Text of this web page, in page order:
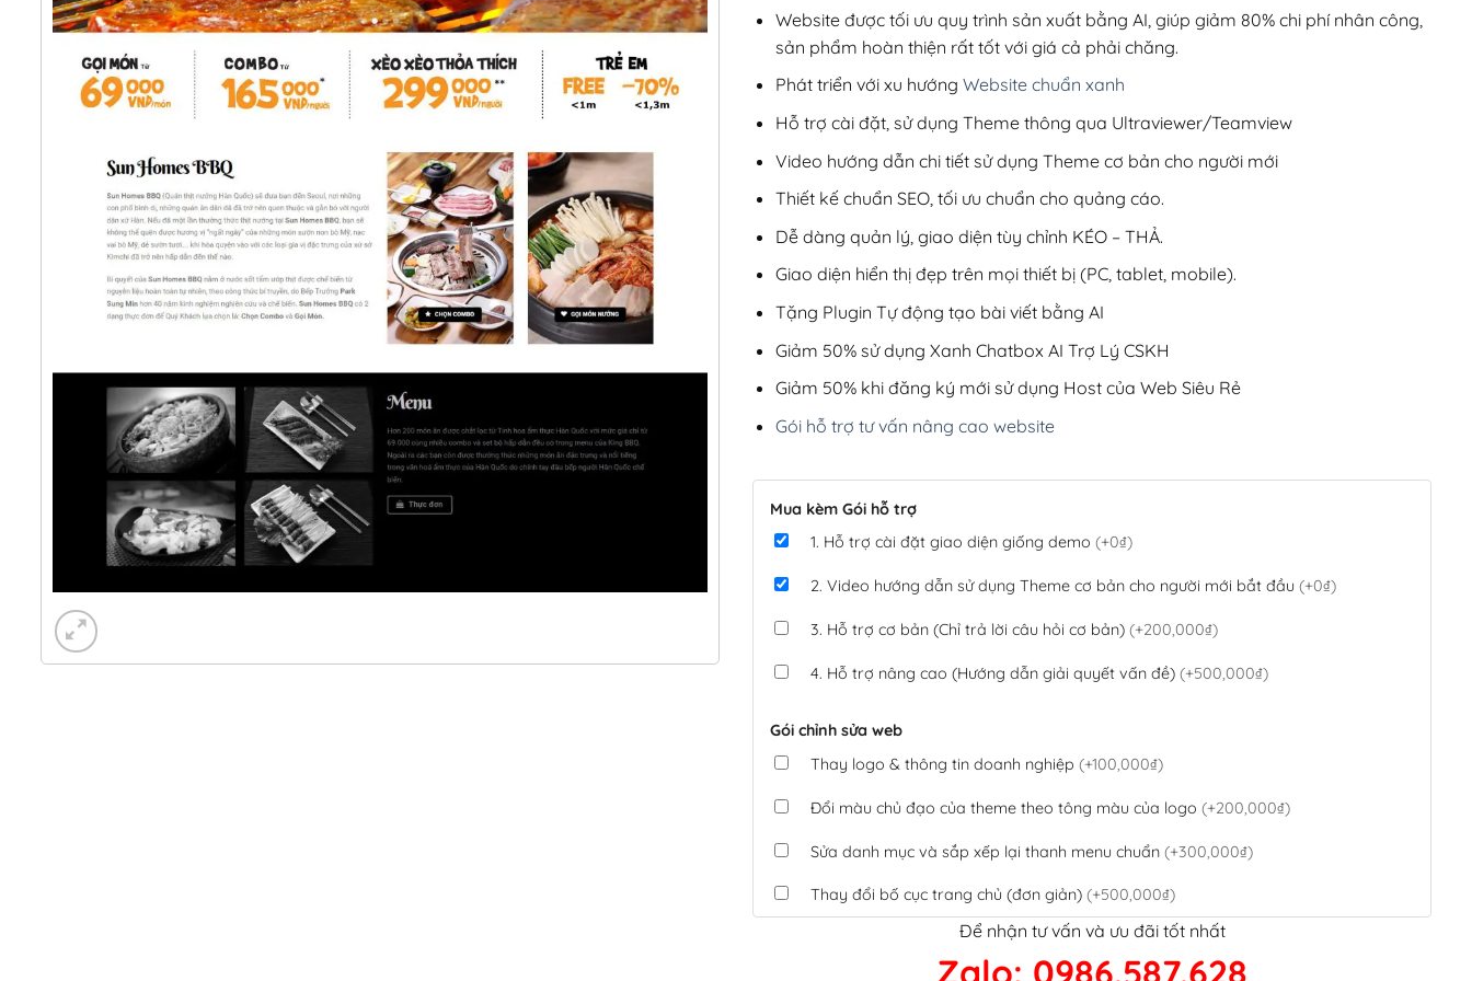
99,000₫.
Website được tối ưu quy trình sản xuất bằng AI, giúp giảm 80% chi phí nhân công,
sản phẩm hoàn thiện rất tốt với giá cả phải chăng.
Phát triển với xu hướng Website chuẩn xanh
Hỗ trợ cài đặt, sử dụng Theme thông qua Ultraviewer/Teamview
Video hướng dẫn chi tiết sử dụng Theme cơ bản cho người mới
Thiết kế chuẩn SEO, tối ưu chuẩn cho quảng cáo.
Dễ dàng quản lý, giao diện tùy chỉnh KÉO – THẢ.
Giao diện hiển thị đẹp trên mọi thiết bị (PC, tablet, mobile).
Tặng Plugin Tự động tạo bài viết bằng AI
Giảm 50% sử dụng Xanh Chatbox AI Trợ Lý CSKH
Giảm 50% khi đăng ký mới sử dụng Host của Web Siêu Rẻ
Gói hỗ trợ tư vấn nâng cao website
Mua kèm Gói hỗ trợ
1. Hỗ trợ cài đặt giao diện giống demo (+0₫)
2. Video hướng dẫn sử dụng Theme cơ bản cho người mới bắt đầu (+0₫)
3. Hỗ trợ cơ bản (Chỉ trả lời câu hỏi cơ bản) (+200,000₫)
4. Hỗ trợ nâng cao (Hướng dẫn giải quyết vấn đề) (+500,000₫)
Gói chỉnh sửa web
Thay logo & thông tin doanh nghiệp (+100,000₫)
Đổi màu chủ đạo của theme theo tông màu của logo (+200,000₫)
Sửa danh mục và sắp xếp lại thanh menu chuẩn (+300,000₫)
Thay đổi bố cục trang chủ (đơn giản) (+500,000₫)
Tích hợp thanh toán QR Code ngân hàng(+100,000₫)
Để nhận tư vấn và ưu đãi tốt nhất
Zalo: 0986.587.628